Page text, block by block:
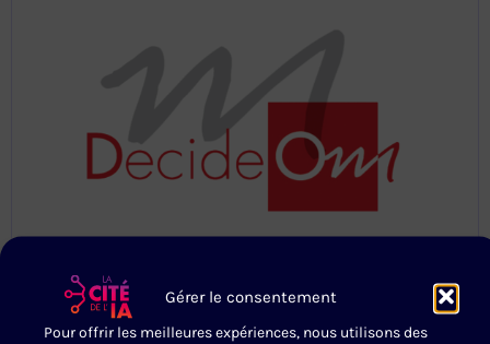
Gérer le consentement
Pour offrir les meilleures expériences, nous utilisons des
DECIDEOM